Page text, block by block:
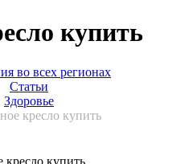
купить
во всех регионах
Статьи
Здоровье
кресло купить
купить